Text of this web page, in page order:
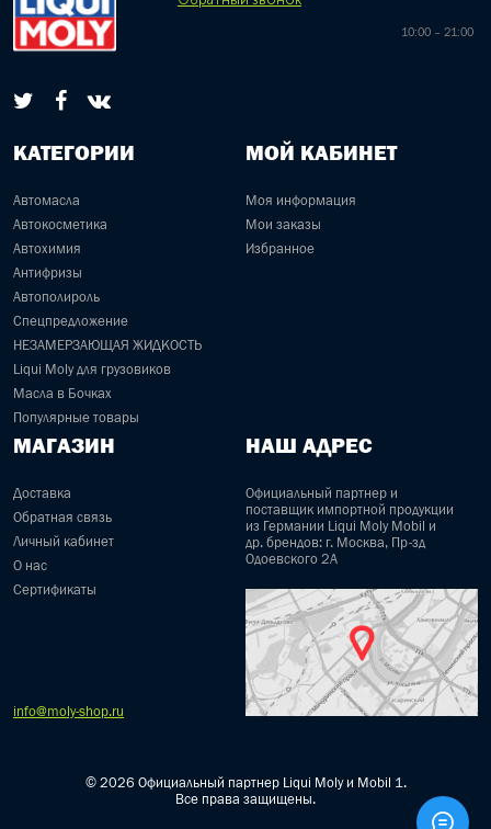
10:00 – 21:00
КАТЕГОРИИ
Автомасла
Автокосметика
Автохимия
Антифризы
Автополироль
Спецпредложение
НЕЗАМЕРЗАЮЩАЯ ЖИДКОСТЬ
Liqui Moly для грузовиков
Масла в Бочках
Популярные товары
МОЙ КАБИНЕТ
Моя информация
Мои заказы
Избранное
МАГАЗИН
Доставка
Обратная связь
Личный кабинет
О нас
Сертификаты
НАШ АДРЕС
Официальный партнер и
поставщик импортной продукции
из Германии Liqui Moly Mobil и
др. брендов: г. Москва, Пр-зд
Одоевского 2А
info@moly-shop.ru
© 2026 Официальный партнер Liqui Moly и Mobil 1.
Все права защищены.